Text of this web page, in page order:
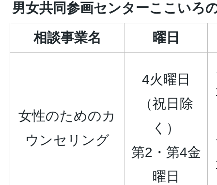
男女共同参画センターここいろ
相談事業名
曜日
女性のためのカ
ウンセリング
4火曜日
（祝日除
く）
第2・第4金
曜日